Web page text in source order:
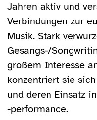
Jahren aktiv und
Verbindungen zur
Musik. Stark
Gesangs-/
großem Interesse
konzentriert sie
und deren Einsatz
-performance.